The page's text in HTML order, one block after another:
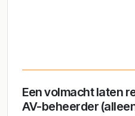
Een volmacht laten
AV-beheerder